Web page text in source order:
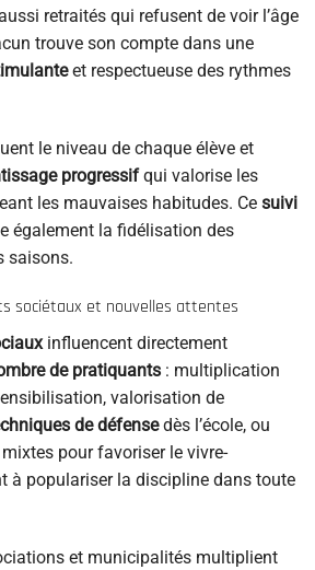
retraités qui refusent de voir l’âge
trouve son compte dans une
et respectueuse des rythmes
le niveau de chaque élève et
progressifqui valorise les
les mauvaises habitudes. Ce suivi
également la fidélisation des
saisons.
sociétaux et nouvelles attentes
influencent directement
de pratiquants : multiplication
valorisation de
de défensedès l’école, ou
pour favoriser le vivre-
à populariser la discipline dans toute
et municipalités multiplient